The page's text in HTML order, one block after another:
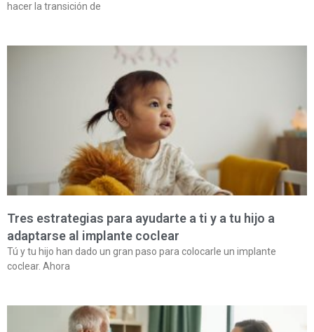
hacer la transición de
Tres estrategias para ayudarte a ti y a tu hijo a
adaptarse al implante coclear
Tú y tu hijo han dado un gran paso para colocarle un implante
coclear. Ahora